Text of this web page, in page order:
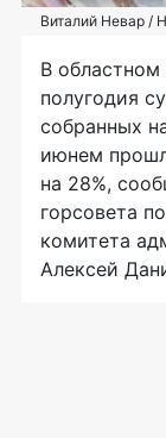
Виталий Невар /
В областном
полугодия
собранных
июнем
на 28%,
горсовета
комитета
Алексей